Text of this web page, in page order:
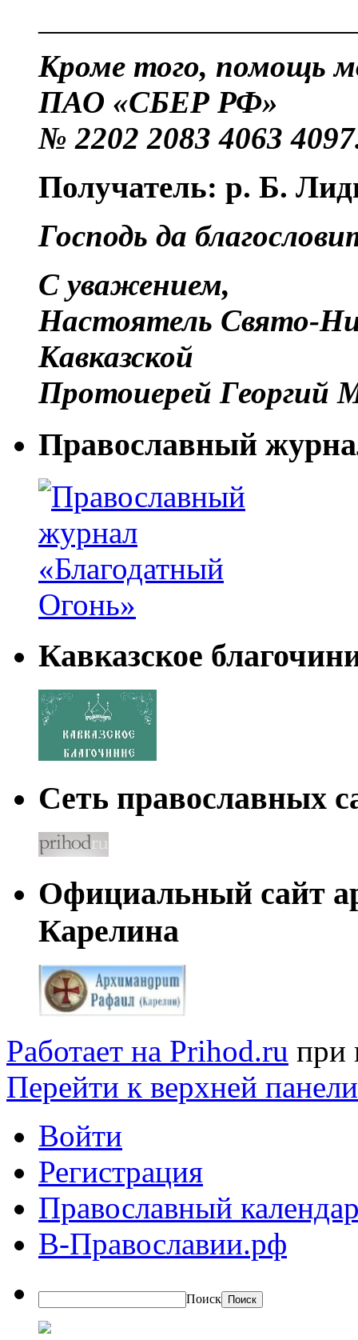
Кроме того, помощь
ПАО «СБЕР РФ»
№ 2202 2083 4063
Получатель: р. Б.
Господь да
С уважением,
Настоятель Свято-
Кавказской
Протоиерей Георгий
Православный
Кавказское
Сеть православных
Официальный сайт
Карелина
Работает на Prihod.ru при
Перейти к верхней панели
Войти
Регистрация
Православный
В-Православии.рф
Поиск